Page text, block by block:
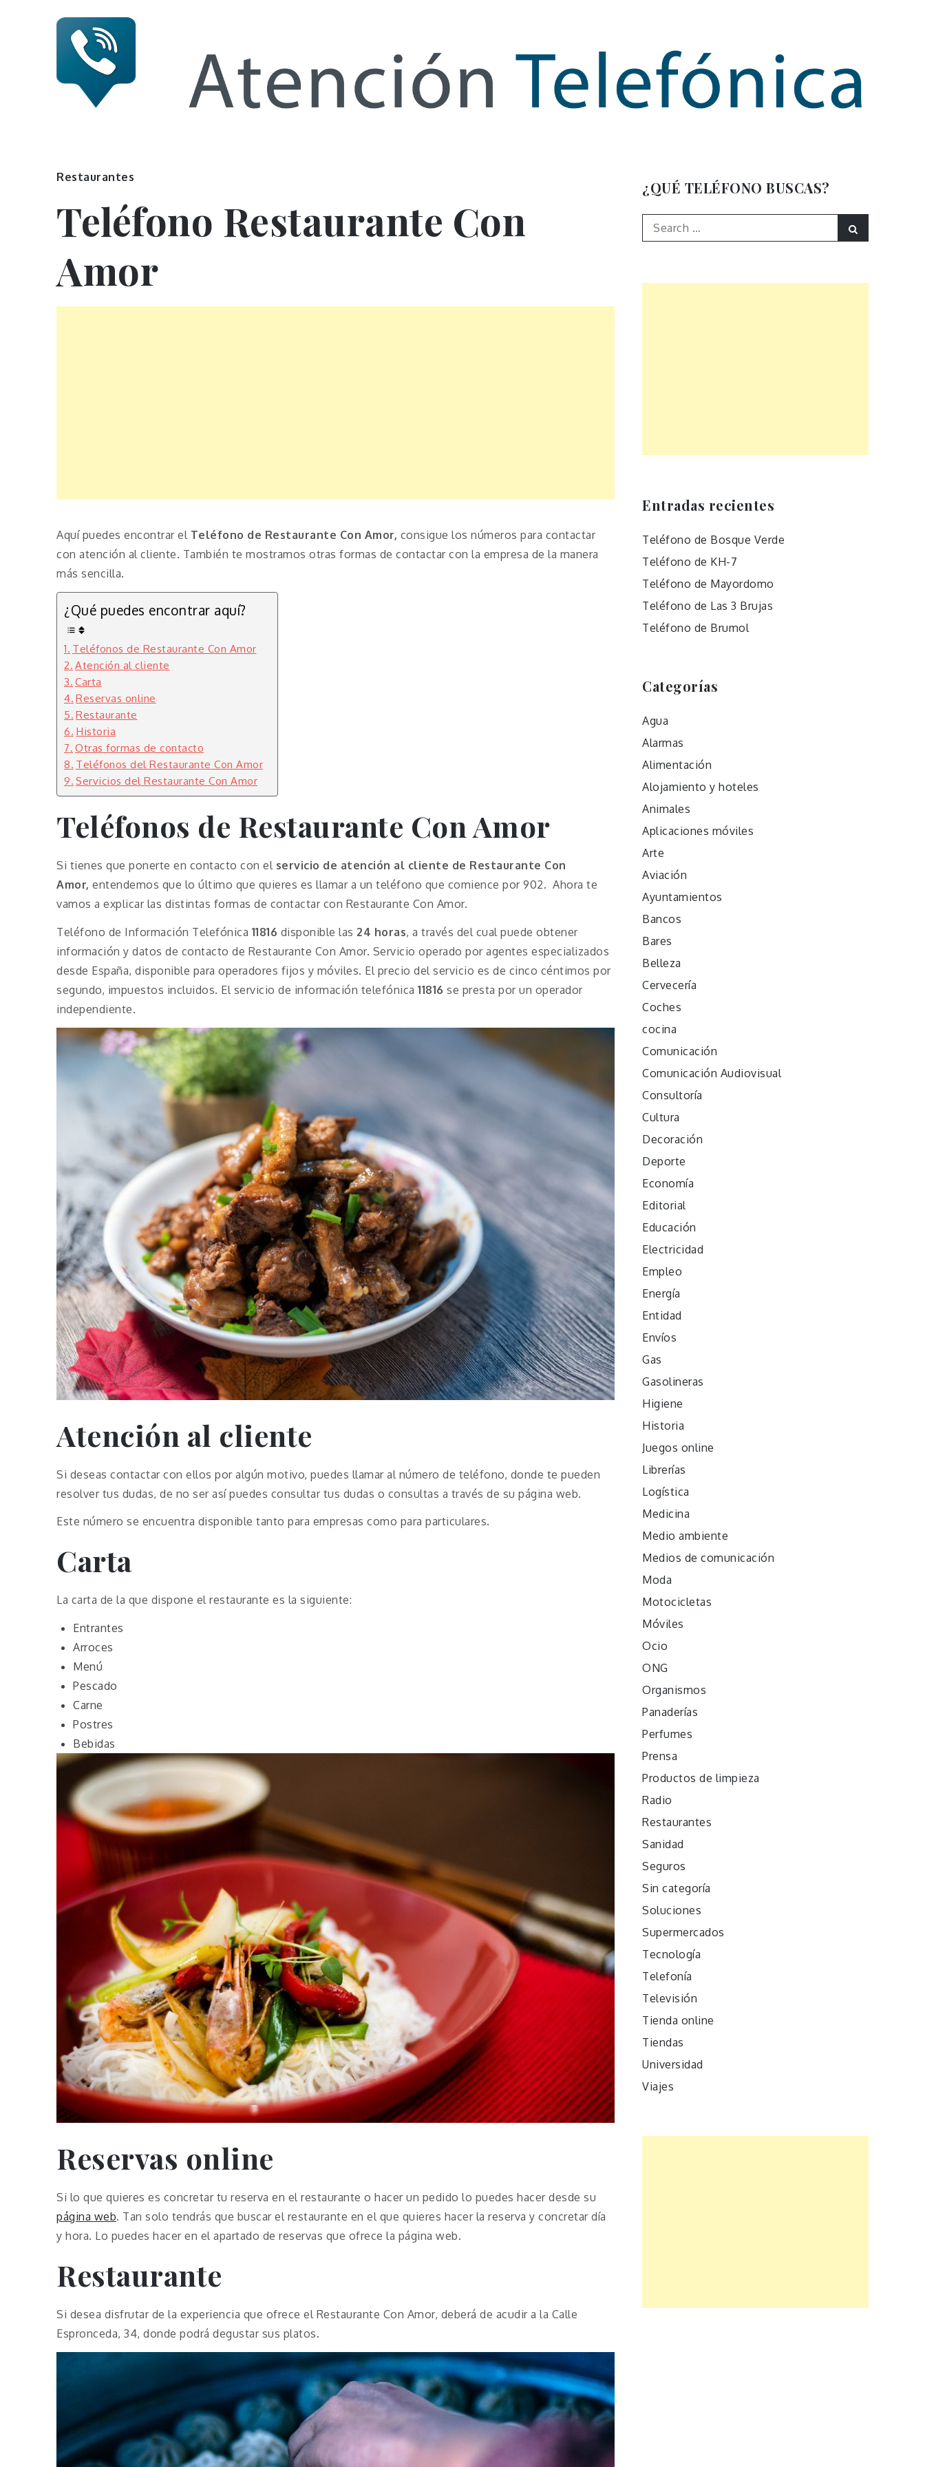
Numero de Información
Restaurantes
Teléfono Restaurante Con
Amor
Aquí puedes encontrar elTeléfono de Restaurante Con Amor, consigue los números para contactar
con atención al cliente. También te mostramos otras formas de contactar con la empresa de la manera
más sencilla.
¿Qué puedes encontrar aquí?
Teléfonos de Restaurante Con Amor
Atención al cliente
Carta
Reservas online
Restaurante
Historia
Otras formas de contacto
Teléfonos del Restaurante Con Amor
Servicios del Restaurante Con Amor
Teléfonos de Restaurante Con Amor
Si tienes que ponerte en contacto con el servicio de atención al cliente de Restaurante Con
Amor, entendemos que lo último que quieres es llamar a un teléfono que comience por 902. Ahora te
vamos a explicar las distintas formas de contactar con Restaurante Con Amor.
Teléfono de Información Telefónica 11816 disponible las 24 horas, a través del cual puede obtener
información y datos de contacto de Restaurante Con Amor. Servicio operado por agentes especializados
desde España, disponible para operadores fijos y móviles. El precio del servicio es de cinco céntimos por
segundo, impuestos incluidos. El servicio de información telefónica 11816 se presta por un operador
independiente.
Atención al cliente
Si deseas contactar con ellos por algún motivo, puedes llamar al número de teléfono, donde te pueden
resolver tus dudas, de no ser así puedes consultar tus dudas o consultas a través de su página web.
Este número se encuentra disponible tanto para empresas como para particulares.
Carta
La carta de la que dispone el restaurante es la siguiente:
Entrantes
Arroces
Menú
Pescado
Carne
Postres
Bebidas
Reservas online
Si lo que quieres es concretar tu reserva en el restaurante o hacer un pedido lo puedes hacer desde su
página web. Tan solo tendrás que buscar el restaurante en el que quieres hacer la reserva y concretar día
y hora. Lo puedes hacer en el apartado de reservas que ofrece la página web.
Restaurante
Si desea disfrutar de la experiencia que ofrece el Restaurante Con Amor, deberá de acudir a la Calle
Espronceda, 34, donde podrá degustar sus platos.
¿QUÉ TELÉFONO BUSCAS?
Search
for:
Entradas recientes
Teléfono de Bosque Verde
Teléfono de KH-7
Teléfono de Mayordomo
Teléfono de Las 3 Brujas
Teléfono de Brumol
Categorías
Agua
Alarmas
Alimentación
Alojamiento y hoteles
Animales
Aplicaciones móviles
Arte
Aviación
Ayuntamientos
Bancos
Bares
Belleza
Cervecería
Coches
cocina
Comunicación
Comunicación Audiovisual
Consultoría
Cultura
Decoración
Deporte
Economía
Editorial
Educación
Electricidad
Empleo
Energía
Entidad
Envíos
Gas
Gasolineras
Higiene
Historia
Juegos online
Librerías
Logística
Medicina
Medio ambiente
Medios de comunicación
Moda
Motocicletas
Móviles
Ocio
ONG
Organismos
Panaderías
Perfumes
Prensa
Productos de limpieza
Radio
Restaurantes
Sanidad
Seguros
Sin categoría
Soluciones
Supermercados
Tecnología
Telefonía
Televisión
Tienda online
Tiendas
Universidad
Viajes